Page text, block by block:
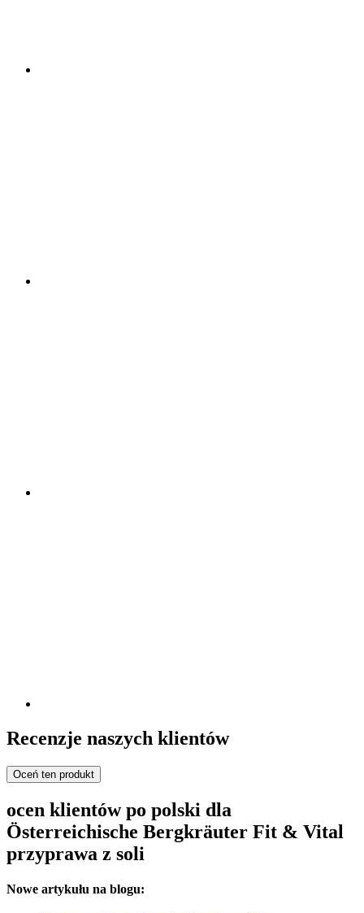
Recenzje naszych klientów
Oceń ten produkt
ocen klientów po polski dla
Österreichische Bergkräuter Fit & Vital
przyprawa z soli
Nowe artykułu na blogu: